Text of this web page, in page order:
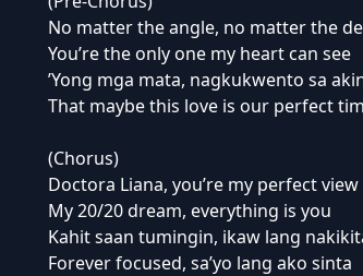
No matter the angle, no matter the
You’re the only one my heart can see
’Yong mga mata, nagkukwento sa
That maybe this love is our perfect
(Chorus)
Doctora Liana, you’re my perfect view
My 20/20 dream, everything is you
Kahit saan tumingin, ikaw lang
Forever focused, sa’yo lang ako sinta